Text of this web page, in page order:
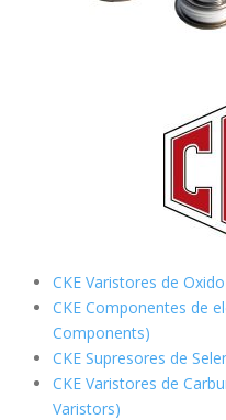
CKE Varistores de
CKE Componentes de
Components)
CKE Supresores de
CKE Varistores de
Varistors)